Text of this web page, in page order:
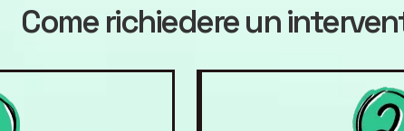
Come richiedere un